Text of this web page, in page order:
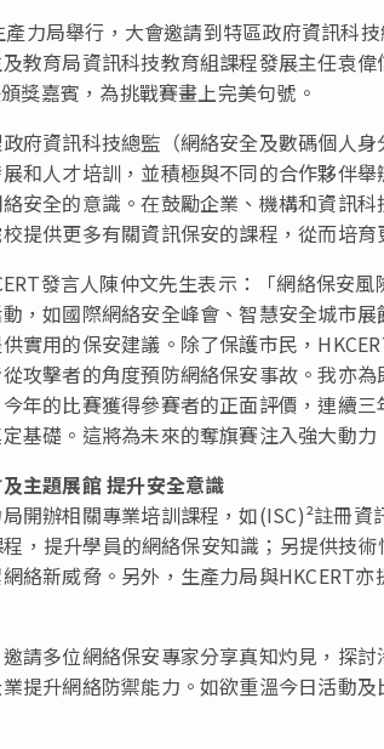
力局舉行，大會邀請到特區政府資訊科
教育局資訊科技教育組課程發展主任袁
獎嘉賓，為挑戰賽畫上完美句號。
府資訊科技總監（網絡安全及數碼個人
和人才培訓，並積極與不同的合作夥伴
安全的意識。在鼓勵企業、機構和資訊
提供更多有關資訊保安的課程，從而培育
發言人陳仲文先生表示：「網絡保安
，如國際網絡安全峰會、智慧安全城市
實用的保安建議。除了保護市民，
攻擊者的角度預防網絡保安事故。我亦
年的比賽獲得參賽者的正面評價，連續
基礎。這將為未來的奪旗賽注入強大動力
主題展館提升安全意識
開辦相關專業培訓課程，如(ISC)²註冊
，提升學員的網絡保安知識；另提供技
絡新威脅。另外，生產力局與HKCERT
請多位網絡保安專家分享真知灼見，探
提升網絡防禦能力。如欲重溫今日活動